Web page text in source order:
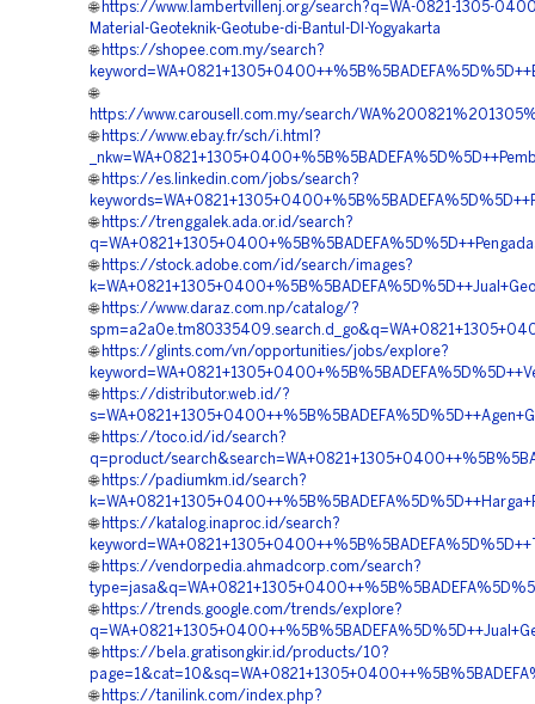
🌐 https://www.lambertvillenj.org/search?q=WA-0821-1305-
Material-Geoteknik-Geotube-di-Bantul-DI-Yogyakarta
🌐 https://shopee.com.my/search?
🌐
https://www.carousell.com.my/search/
🌐 https://www.ebay.fr/sch/i.html?
🌐 https://es.linkedin.com/jobs/search?
🌐 https://trenggalek.ada.or.id/search?
🌐 https://stock.adobe.com/id/search/images?
🌐 https://www.daraz.com.np/catalog/?
🌐 https://glints.com/vn/opportunities/jobs/explore?
🌐 https://distributor.web.id/?
🌐 https://toco.id/id/search?
q=product/
🌐 https://padiumkm.id/search?
🌐 https://katalog.inaproc.id/search?
🌐 https://vendorpedia.ahmadcorp.com/search?
🌐 https://trends.google.com/trends/explore?
🌐 https://bela.gratisongkir.id/products/10?
🌐 https://tanilink.com/index.php?